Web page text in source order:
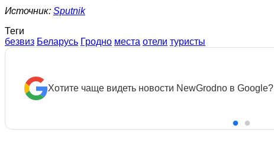
Источник: Sputnik
Теги
безвиз Беларусь Гродно места отели туристы
Хотите чаще видеть новости NewGrodno в Google?